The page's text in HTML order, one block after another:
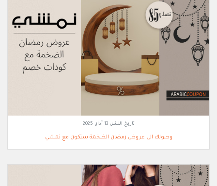
تاريخ النشر: 13 آذار, 2025
وصولك الى عروض رمضان الضخمة ستكون مع نمشي